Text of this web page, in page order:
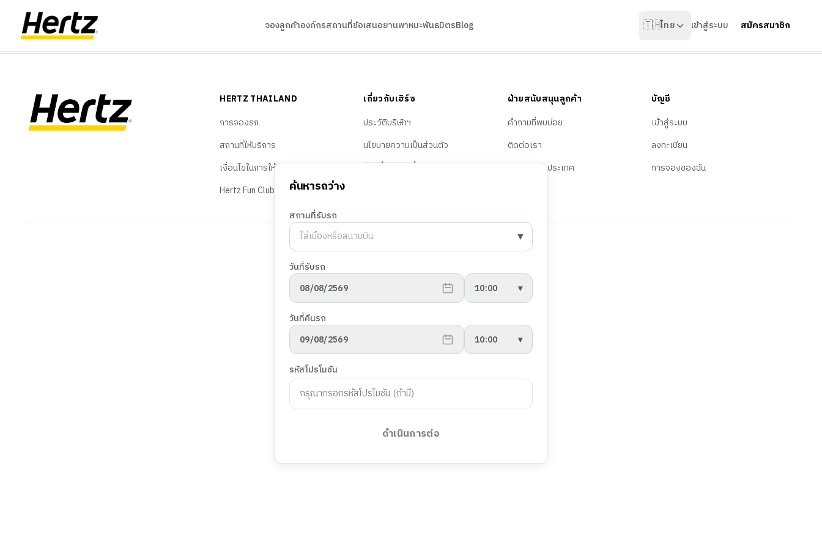
จองลูกค้าองค์กรสถานที่ข้อเสนอยานพาหนะพันธมิตรBlog 🇹🇭ไทย เข้าสู่ระบบ สมัครสมาชิก
ค้นหารถว่าง
สถานที่รับรถ
▼
วันที่รับรถ
08/08/2569
10:00 ▾
วันที่คืนรถ
09/08/2569
10:00 ▾
รหัสโปรโมชัน
ดำเนินการต่อ
HERTZ THAILAND
การจองรถ
สถานที่ให้บริการ
เงื่อนไขในการให้บริการ
Hertz Fun Club
เกี่ยวกับเฮิร์ซ
ประวัติบริษัทฯ
นโยบายความเป็นส่วนตัว
การตั้งค่าคุกกี้
ฝ่ายสนับสนุนลูกค้า
คำถามที่พบบ่อย
ติดต่อเรา
จองรถต่างประเทศ
บัญชี
เข้าสู่ระบบ
ลงทะเบียน
การจองของฉัน
© 2026 Hertz ประเทศไทย สงวนลิขสิทธิ์